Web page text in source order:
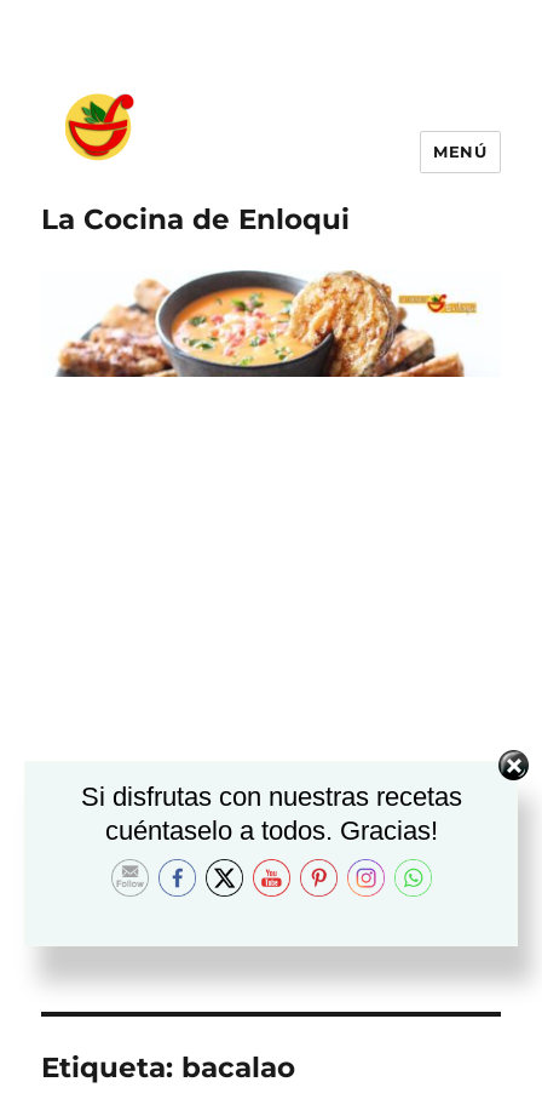
La Cocina de Enloqui
MENÚ
Etiqueta: bacalao
Si disfrutas con nuestras recetas
cuéntaselo a todos. Gracias!